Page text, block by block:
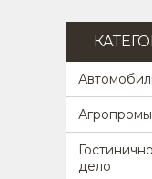
дело